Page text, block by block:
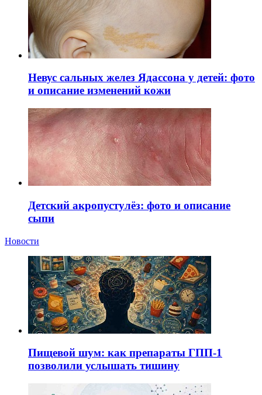
Невус сальных желез Ядассона у детей: фото
и описание изменений кожи
Детский акропустулёз: фото и описание
сыпи
Новости
Пищевой шум: как препараты ГПП-1
позволили услышать тишину